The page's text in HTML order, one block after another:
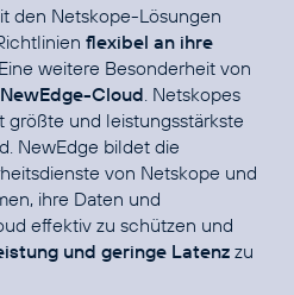
den Netskope-Lösungen
flexibel an ihre
weitere Besonderheit von
NewEdge-Cloud. Netskopes
größte und leistungsstärkste
NewEdge bildet die
von Netskope und
ihre Daten und
effektiv zu schützen und
und geringe Latenz zu